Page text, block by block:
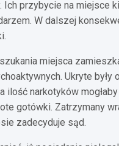
Ich przybycie na miejsce
W dalszej
miejsca
Ukryte
ilość narkotyków
gotówki. Zatrzymany
zadecyduje sąd.